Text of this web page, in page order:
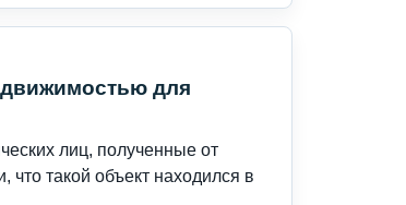
для
лиц, полученные от
такой объект находился в